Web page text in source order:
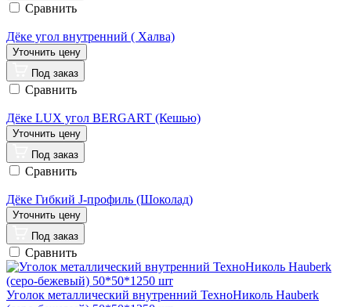
Сравнить
Дёке угол внутренний ( Халва)
Под заказ
Сравнить
Дёке LUX угол BERGART (Кешью)
Под заказ
Сравнить
Дёке Гибкий J-профиль (Шоколад)
Под заказ
Сравнить
Уголок металлический внутренний ТехноНиколь Hauberk